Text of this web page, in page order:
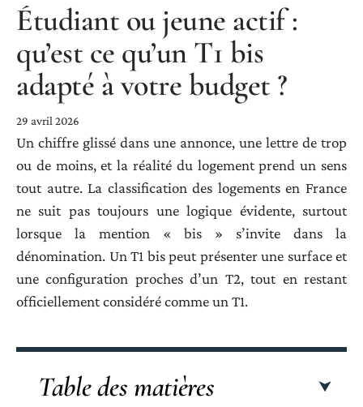
Étudiant ou jeune actif :
qu’est ce qu’un T1 bis
adapté à votre budget ?
29 avril 2026
Un chiffre glissé dans une annonce, une lettre de trop
ou de moins, et la réalité du logement prend un sens
tout autre. La classification des logements en France
ne suit pas toujours une logique évidente, surtout
lorsque la mention « bis » s’invite dans la
dénomination. Un T1 bis peut présenter une surface et
une configuration proches d’un T2, tout en restant
officiellement considéré comme un T1.
Table des matières